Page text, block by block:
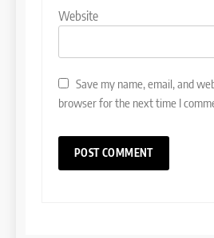
Website
Save my name, email, and
browser for the next time I